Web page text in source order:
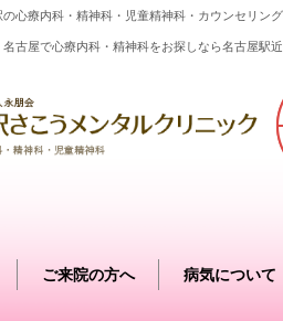
心療内科・精神科・児童精神科・カウンセリン
名古屋で心療内科・精神科をお探しなら名古屋駅
ご来院の方へ 病気について